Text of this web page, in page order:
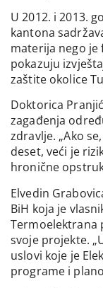
U 2012. i 2013.
kantona
materija nego
pokazuju
zaštite okolice
Doktorica
zagađenja
zdravlje. „Ako
deset, veći je
hronične
Elvedin
BiH koja je
Termoelektrana
svoje projekte.
uslovi koje je
programe i